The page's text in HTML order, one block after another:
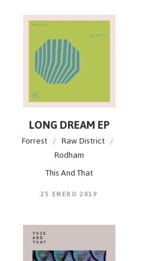
LONG DREAM EP
Forrest / Raw District /
Rodham
This And That
25 ENERO 2019